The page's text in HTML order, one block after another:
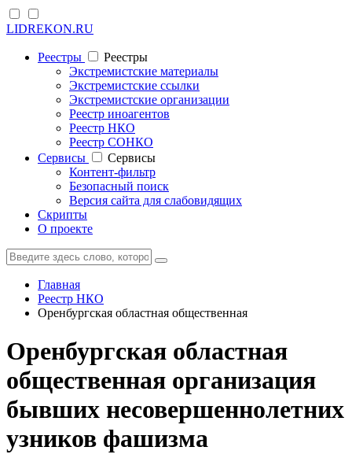
LIDREKON.RU
Реестры
Реестры
Экстремистские материалы
Экстремистские ссылки
Экстремистские организации
Реестр иноагентов
Реестр НКО
Реестр СОНКО
Cервисы
Cервисы
Контент-фильтр
Безопасный поиск
Версия сайта для слабовидящих
Скрипты
О проекте
Главная
Реестр НКО
Оренбургская областная общественная
Оренбургская областная
общественная организация
бывших несовершеннолетних
узников фашизма